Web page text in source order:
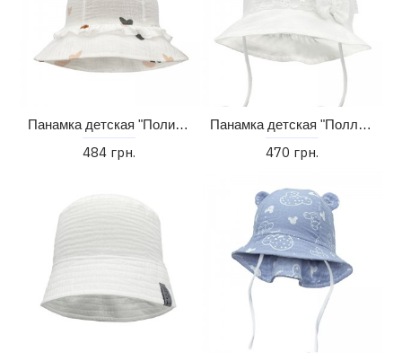
Панамка детская "Полианна" (48-52)
484 грн.
Панамка детская "Полли" (42-48)
470 грн.